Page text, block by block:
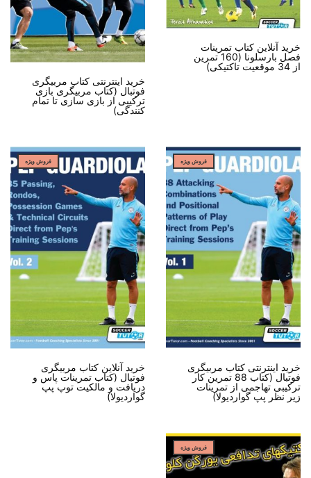
خرید آنلاین کتاب تمرینات
فصل بارسلونا (160 تمرین
از 34 موقعیت تاکتیکی)
خرید اینترنتی کتاب مربیگری
فوتبال (کتاب مربیگری بازی
ترکیبی از بازی سازی تا تمام
کنندگی)
فروش ویژه
خرید اینترنتی کتاب مربیگری
فوتبال (کتاب 88 تمرین کار
ترکیبی تهاجمی از تمرینات
زیر نظر پپ گواردیولا)
فروش ویژه
خرید آنلاین کتاب مربیگری
فوتبال (کتاب تمرینات پاس و
دریافت و مالکیت توپ پپ
گواردیولا)
فروش ویژه